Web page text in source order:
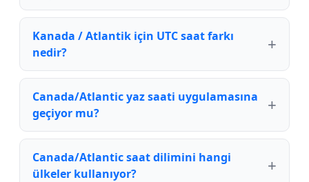
Kanada / Atlantik için UTC saat farkı
nedir?
Canada/Atlantic yaz saati uygulamasına
geçiyor mu?
Canada/Atlantic saat dilimini hangi
ülkeler kullanıyor?